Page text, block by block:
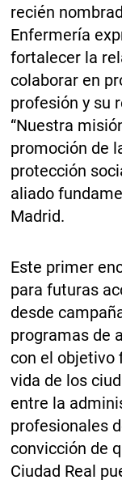
recién
Enfermería
fortalecer la
colaborar en
profesión y su
“Nuestra
promoción de
protección
aliado
Madrid.
Este primer
para futuras
desde
programas de
con el objetivo
vida de los
entre la
profesionales
convicción de
Ciudad Real